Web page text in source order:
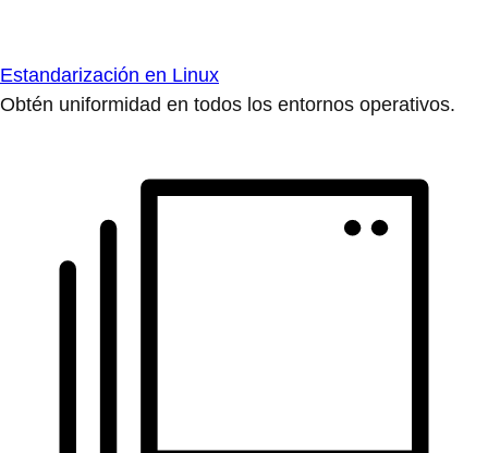
Estandarización en Linux
Obtén uniformidad en todos los entornos operativos.